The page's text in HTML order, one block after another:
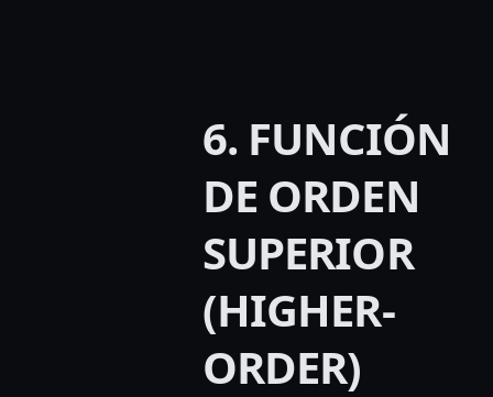
6. FUNCIÓN
DE ORDEN
SUPERIOR
(HIGHER-
ORDER)